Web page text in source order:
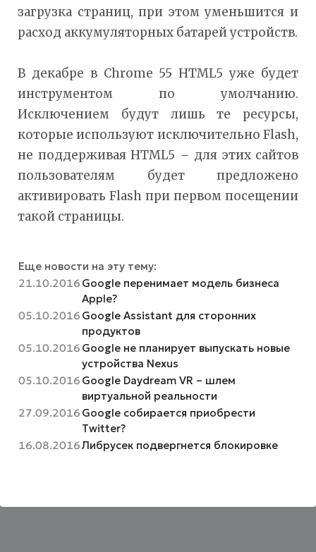
загрузка страниц, при этом уменьшится и
расход аккумуляторных батарей устройств.
В декабре в Chrome 55 HTML5 уже будет
инструментом по умолчанию.
Исключением будут лишь те ресурсы,
которые используют исключительно Flash,
не поддерживая HTML5 – для этих сайтов
пользователям будет предложено
активировать Flash при первом посещении
такой страницы.
Еще новости на эту тему:
21.10.2016 Google перенимает модель бизнеса
Apple?
05.10.2016 Google Assistant для сторонних
продуктов
05.10.2016 Google не планирует выпускать новые
устройства Nexus
05.10.2016 Google Daydream VR – шлем
виртуальной реальности
27.09.2016 Google собирается приобрести
Twitter?
16.08.2016Либрусек подвергнется блокировке